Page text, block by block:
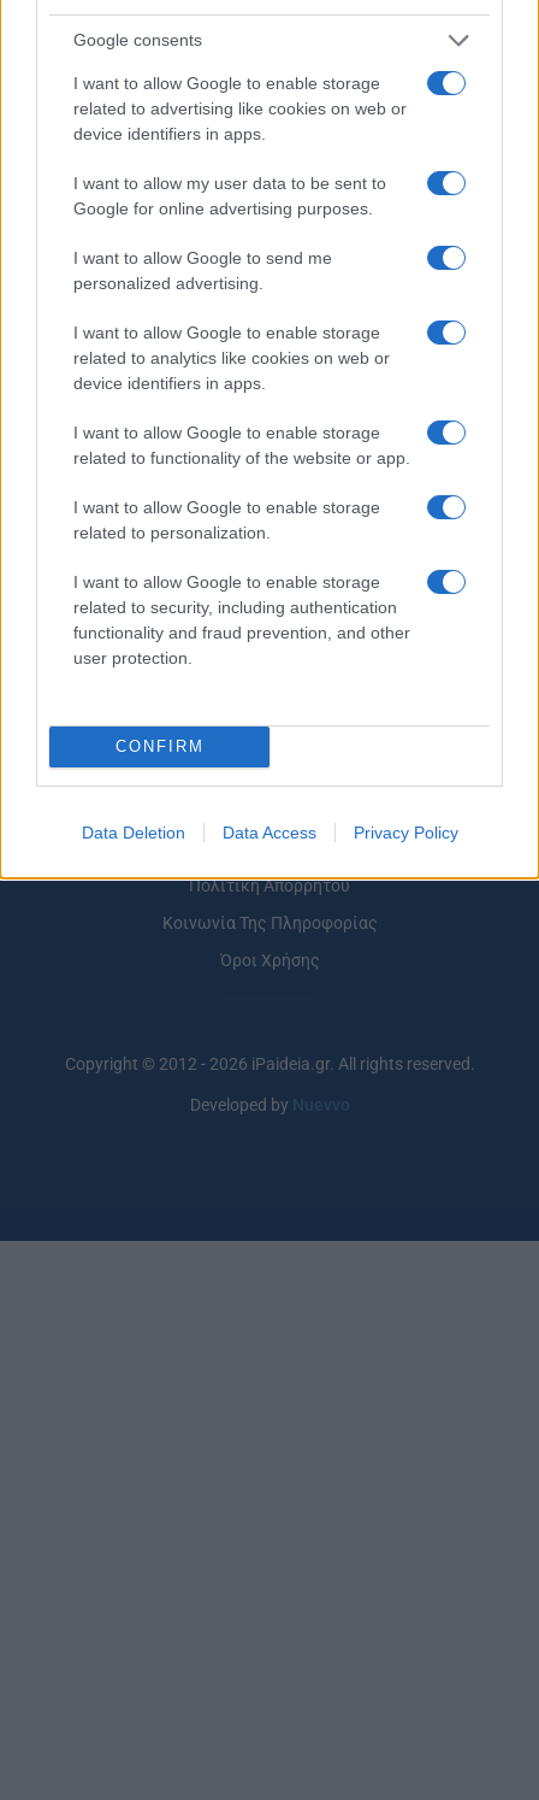
Google consents
I want to allow Google to enable storage
related to advertising like cookies on web or
device identifiers in apps.
I want to allow my user data to be sent to
Google for online advertising purposes.
I want to allow Google to send me
personalized advertising.
I want to allow Google to enable storage
related to analytics like cookies on web or
device identifiers in apps.
I want to allow Google to enable storage
related to functionality of the website or app.
I want to allow Google to enable storage
related to personalization.
I want to allow Google to enable storage
related to security, including authentication
functionality and fraud prevention, and other
user protection.
CONFIRM
Data Deletion Data Access Privacy Policy
Συναγερμός για το «πιο σοβαρό ξέσπασμα γρίπης
εδώ και δεκαετίες»
17/11/2025 - 09:08
Η ΠΑΙΔΕΙΑ
Πολιτική Απορρήτου
Κοινωνία Της Πληροφορίας
Όροι Χρήσης
Copyright © 2012 - 2026 iPaideia.gr. All rights reserved.
Developed by